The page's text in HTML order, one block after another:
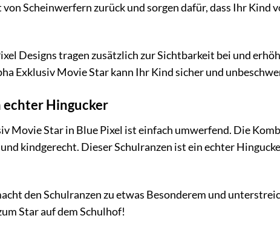
Scheinwerfern zurück und sorgen dafür, dass Ihr
Designs tragen zusätzlich zur Sichtbarkeit bei und
Exklusiv Movie Star kann Ihr Kind sicher und
echter Hingucker
Movie Star in Blue Pixel ist einfach umwerfend. Die
kindgerecht. Dieser Schulranzen ist ein echter
den Schulranzen zu etwas Besonderem und
Star auf dem Schulhof!